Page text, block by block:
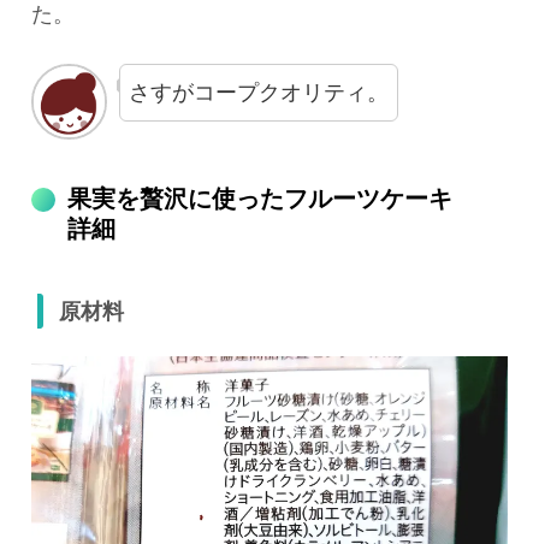
た。
さすがコープクオリティ。
果実を贅沢に使ったフルーツケーキ
詳細
原材料